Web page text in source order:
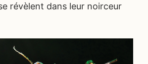
révèlent dans leur noirceur